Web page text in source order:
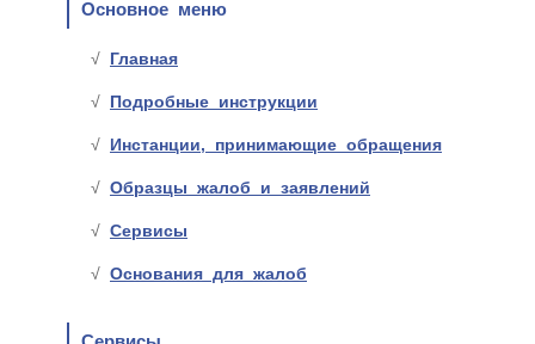
Основное меню
Главная
Подробные инструкции
Инстанции, принимающие обращения
Образцы жалоб и заявлений
Сервисы
Основания для жалоб